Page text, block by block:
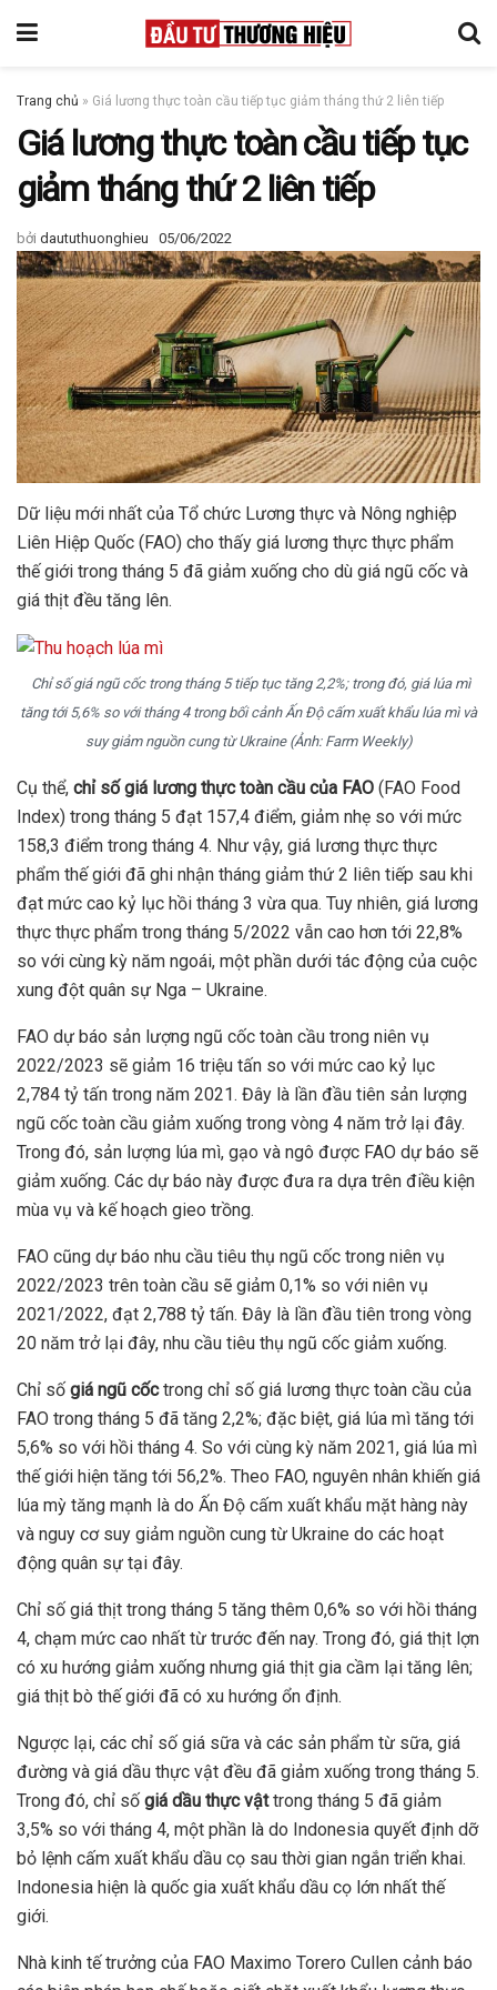
Trang chủ » Giá lương thực toàn cầu tiếp tục giảm tháng thứ 2 liên tiếp
Giá lương thực toàn cầu tiếp tục
giảm tháng thứ 2 liên tiếp
bởi daututhuonghieu 05/06/2022
Dữ liệu mới nhất của Tổ chức Lương thực và Nông nghiệp
Liên Hiệp Quốc (FAO) cho thấy giá lương thực thực phẩm
thế giới trong tháng 5 đã giảm xuống cho dù giá ngũ cốc và
giá thịt đều tăng lên.
Chỉ số giá ngũ cốc trong tháng 5 tiếp tục tăng 2,2%; trong đó, giá lúa mì
tăng tới 5,6% so với tháng 4 trong bối cảnh Ấn Độ cấm xuất khẩu lúa mì và
suy giảm nguồn cung từ Ukraine (Ảnh: Farm Weekly)
Cụ thể, chỉ số giá lương thực toàn cầu của FAO (FAO Food
Index) trong tháng 5 đạt 157,4 điểm, giảm nhẹ so với mức
158,3 điểm trong tháng 4. Như vậy, giá lương thực thực
phẩm thế giới đã ghi nhận tháng giảm thứ 2 liên tiếp sau khi
đạt mức cao kỷ lục hồi tháng 3 vừa qua. Tuy nhiên, giá lương
thực thực phẩm trong tháng 5/2022 vẫn cao hơn tới 22,8%
so với cùng kỳ năm ngoái, một phần dưới tác động của cuộc
xung đột quân sự Nga – Ukraine.
FAO dự báo sản lượng ngũ cốc toàn cầu trong niên vụ
2022/2023 sẽ giảm 16 triệu tấn so với mức cao kỷ lục
2,784 tỷ tấn trong năm 2021. Đây là lần đầu tiên sản lượng
ngũ cốc toàn cầu giảm xuống trong vòng 4 năm trở lại đây.
Trong đó, sản lượng lúa mì, gạo và ngô được FAO dự báo sẽ
giảm xuống. Các dự báo này được đưa ra dựa trên điều kiện
mùa vụ và kế hoạch gieo trồng.
FAO cũng dự báo nhu cầu tiêu thụ ngũ cốc trong niên vụ
2022/2023 trên toàn cầu sẽ giảm 0,1% so với niên vụ
2021/2022, đạt 2,788 tỷ tấn. Đây là lần đầu tiên trong vòng
20 năm trở lại đây, nhu cầu tiêu thụ ngũ cốc giảm xuống.
Chỉ số giá ngũ cốctrong chỉ số giá lương thực toàn cầu của
FAO trong tháng 5 đã tăng 2,2%; đặc biệt, giá lúa mì tăng tới
5,6% so với hồi tháng 4. So với cùng kỳ năm 2021, giá lúa mì
thế giới hiện tăng tới 56,2%. Theo FAO, nguyên nhân khiến giá
lúa mỳ tăng mạnh là do Ấn Độ cấm xuất khẩu mặt hàng này
và nguy cơ suy giảm nguồn cung từ Ukraine do các hoạt
động quân sự tại đây.
Chỉ số giá thịt trong tháng 5 tăng thêm 0,6% so với hồi tháng
4, chạm mức cao nhất từ trước đến nay. Trong đó, giá thịt lợn
có xu hướng giảm xuống nhưng giá thịt gia cầm lại tăng lên;
giá thịt bò thế giới đã có xu hướng ổn định.
Ngược lại, các chỉ số giá sữa và các sản phẩm từ sữa, giá
đường và giá dầu thực vật đều đã giảm xuống trong tháng 5.
Trong đó, chỉ số giá dầu thực vậttrong tháng 5 đã giảm
3,5% so với tháng 4, một phần là do Indonesia quyết định dỡ
bỏ lệnh cấm xuất khẩu dầu cọ sau thời gian ngắn triển khai.
Indonesia hiện là quốc gia xuất khẩu dầu cọ lớn nhất thế
giới.
Nhà kinh tế trưởng của FAO Maximo Torero Cullen cảnh báo